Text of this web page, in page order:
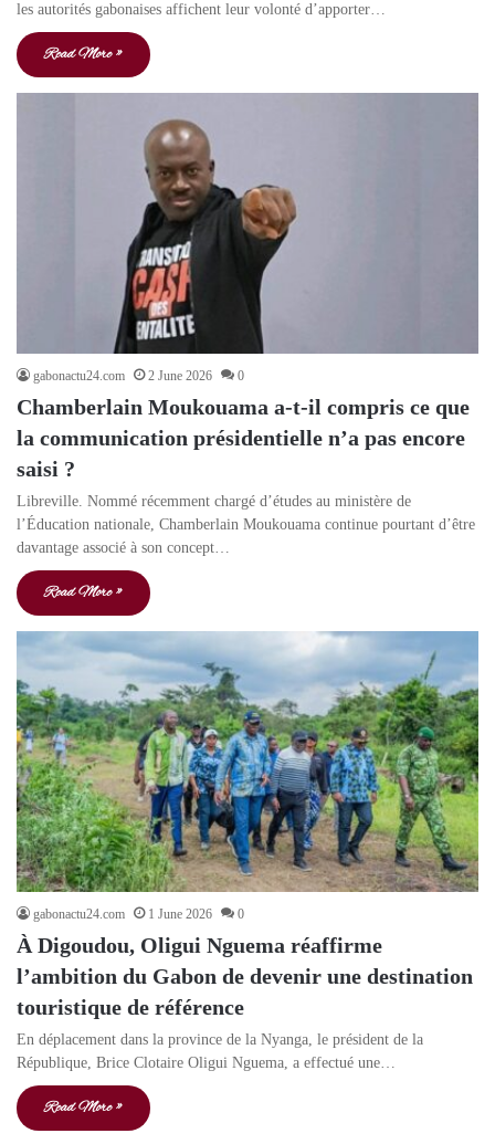
les autorités gabonaises affichent leur volonté d’apporter…
Read More »
gabonactu24.com 2 June 2026 0
Chamberlain Moukouama a-t-il compris ce que
la communication présidentielle n’a pas encore
saisi ?
Libreville. Nommé récemment chargé d’études au ministère de
l’Éducation nationale, Chamberlain Moukouama continue pourtant d’être
davantage associé à son concept…
Read More »
gabonactu24.com 1 June 2026 0
À Digoudou, Oligui Nguema réaffirme
l’ambition du Gabon de devenir une destination
touristique de référence
En déplacement dans la province de la Nyanga, le président de la
République, Brice Clotaire Oligui Nguema, a effectué une…
Read More »